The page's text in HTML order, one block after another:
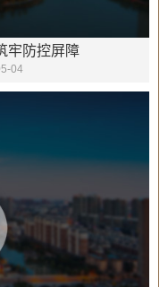
牢防控屏障
04